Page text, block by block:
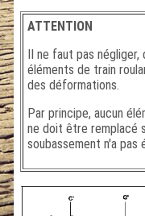
ATTENTION
II ne faut pas
éléments de train
des déformations.
Par principe, aucun
ne doit être remplacé
soubassement n'a